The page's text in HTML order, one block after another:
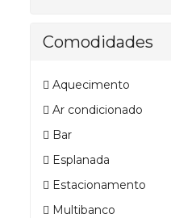
Comodidades
Aquecimento
Ar condicionado
Bar
Esplanada
Estacionamento
Multibanco